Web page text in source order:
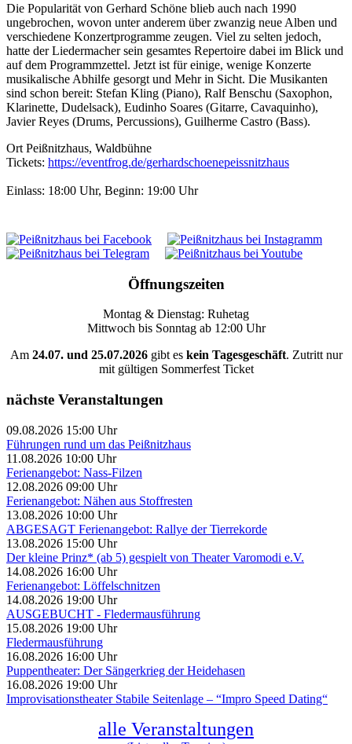
Die Popularität von Gerhard Schöne blieb auch nach 1990
ungebrochen, wovon unter anderem über zwanzig neue Alben und
verschiedene Konzertprogramme zeugen. Viel zu selten jedoch,
hatte der Liedermacher sein gesamtes Repertoire dabei im Blick und
auf dem Programmzettel. Jetzt ist für einige, wenige Konzerte
musikalische Abhilfe gesorgt und Mehr in Sicht. Die Musikanten
sind schon bereit: Stefan Kling (Piano), Ralf Benschu (Saxophon,
Klarinette, Dudelsack), Eudinho Soares (Gitarre, Cavaquinho),
Javier Reyes (Drums, Percussions), Guilherme Castro (Bass).
Ort Peißnitzhaus, Waldbühne
Tickets: https://eventfrog.de/gerhardschoenepeissnitzhaus
Einlass: 18:00 Uhr, Beginn: 19:00 Uhr
Öffnungszeiten
Montag & Dienstag: Ruhetag
Mittwoch bis Sonntag ab 12:00 Uhr
Am 24.07. und 25.07.2026gibt eskein Tagesgeschäft. Zutritt nur
mit gültigen Sommerfest Ticket
nächste Veranstaltungen
09.08.2026 15:00 Uhr
Führungen rund um das Peißnitzhaus
11.08.2026 10:00 Uhr
Ferienangebot: Nass-Filzen
12.08.2026 09:00 Uhr
Ferienangebot: Nähen aus Stoffresten
13.08.2026 10:00 Uhr
ABGESAGT Ferienangebot: Rallye der Tierrekorde
13.08.2026 15:00 Uhr
Der kleine Prinz* (ab 5) gespielt von Theater Varomodi e.V.
14.08.2026 16:00 Uhr
Ferienangebot: Löffelschnitzen
14.08.2026 19:00 Uhr
AUSGEBUCHT - Fledermausführung
15.08.2026 19:00 Uhr
Fledermausführung
16.08.2026 16:00 Uhr
Puppentheater: Der Sängerkrieg der Heidehasen
16.08.2026 19:00 Uhr
Improvisationstheater Stabile Seitenlage – “Impro Speed Dating“
alle Veranstaltungen